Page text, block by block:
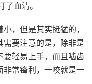
血清。
，但是其实挺猛的，
需要注意的是，除非是
要轻易上手，而且啮齿
非常锋利，一咬就是一